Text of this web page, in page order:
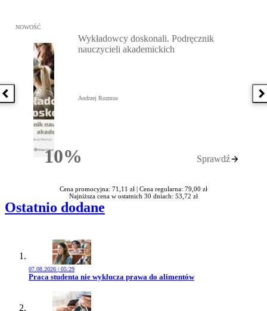
Poprzednia książka
Przejdź do: Wykładowcy doskonali. Podręcznik nauczycieli
NOWOŚĆ
10%Rabatu
Wykładowcy doskonali. Podręcznik
nauczycieli akademickich
Andrzej Rozmus
Sprawdź
Cena promocyjna: 71,11 zł | Cena regularna: 79,00 zł
Najniższa cena w ostatnich 30 dniach: 53,72 zł
Ostatnio dodane
07.08.2026 | 05:29
Przejdź do artykułu:
Praca studenta nie wyklucza prawa do alimentów